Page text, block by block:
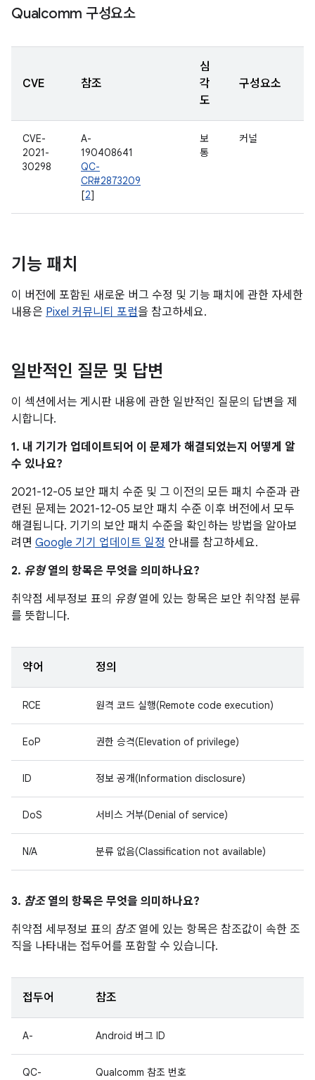
Qualcomm 구성요소
CVE 참조
심
각
도
구성요소
CVE-
2021-
30298
A-
190408641
QC-
CR#2873209
[2]
보
통
커널
기능 패치
이 버전에 포함된 새로운 버그 수정 및 기능 패치에 관한 자세한
내용은 Pixel 커뮤니티 포럼을 참고하세요.
일반적인 질문 및 답변
이 섹션에서는 게시판 내용에 관한 일반적인 질문의 답변을 제
시합니다.
1. 내 기기가 업데이트되어 이 문제가 해결되었는지 어떻게 알
수 있나요?
2021-12-05 보안 패치 수준 및 그 이전의 모든 패치 수준과 관
련된 문제는 2021-12-05 보안 패치 수준 이후 버전에서 모두
해결됩니다. 기기의 보안 패치 수준을 확인하는 방법을 알아보
려면 Google 기기 업데이트 일정 안내를 참고하세요.
2. 유형열의 항목은 무엇을 의미하나요?
취약점 세부정보 표의 유형열에 있는 항목은 보안 취약점 분류
를 뜻합니다.
약어 정의
RCE 원격 코드 실행(Remote code execution)
EoP 권한 승격(Elevation of privilege)
ID 정보 공개(Information disclosure)
DoS 서비스 거부(Denial of service)
N/A 분류 없음(Classification not available)
3. 참조열의 항목은 무엇을 의미하나요?
취약점 세부정보 표의 참조열에 있는 항목은 참조값이 속한 조
직을 나타내는 접두어를 포함할 수 있습니다.
접두어 참조
A- Android 버그 ID
QC- Qualcomm 참조 번호